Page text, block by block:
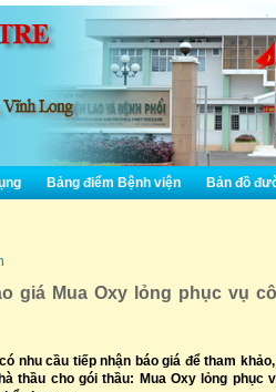
Bảng điểm Bệnh viện Bản đồ
giá Mua Oxy lỏng phục vụ
nhu cầu tiếp nhận báo giá để tham
thầu cho gói thầu: Mua Oxy lỏng phục